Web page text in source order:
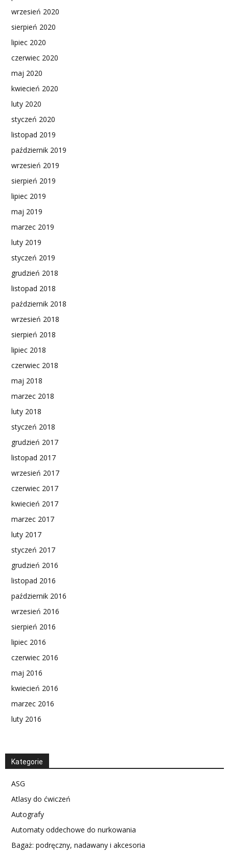
wrzesień 2020
sierpień 2020
lipiec 2020
czerwiec 2020
maj 2020
kwiecień 2020
luty 2020
styczeń 2020
listopad 2019
październik 2019
wrzesień 2019
sierpień 2019
lipiec 2019
maj 2019
marzec 2019
luty 2019
styczeń 2019
grudzień 2018
listopad 2018
październik 2018
wrzesień 2018
sierpień 2018
lipiec 2018
czerwiec 2018
maj 2018
marzec 2018
luty 2018
styczeń 2018
grudzień 2017
listopad 2017
wrzesień 2017
czerwiec 2017
kwiecień 2017
marzec 2017
luty 2017
styczeń 2017
grudzień 2016
listopad 2016
październik 2016
wrzesień 2016
sierpień 2016
lipiec 2016
czerwiec 2016
maj 2016
kwiecień 2016
marzec 2016
luty 2016
Kategorie
ASG
Atlasy do ćwiczeń
Autografy
Automaty oddechowe do nurkowania
Bagaż: podręczny, nadawany i akcesoria